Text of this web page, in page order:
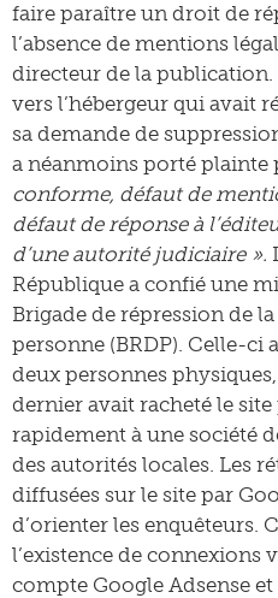
faire paraître un droit de
l’absence de mentions
directeur de la publication.
vers l’hébergeur qui avait
sa demande de
a néanmoins porté plainte
conforme, défaut de
défaut de réponse à
d’une autorité judiciaire ».
République a confié une
Brigade de répression de
personne (BRDP). Celle-ci
deux personnes
dernier avait racheté le
rapidement à une société
des autorités locales. Les
diffusées sur le site par
d’orienter les enquêteurs.
l’existence de connexions
compte Google Adsense et